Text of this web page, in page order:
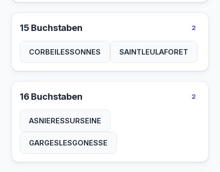
15 Buchstaben 2
CORBEILESSONNES SAINTLEULAFORET
16 Buchstaben 2
ASNIERESSURSEINE
GARGESLESGONESSE